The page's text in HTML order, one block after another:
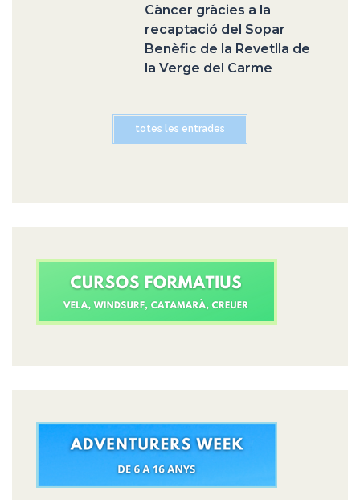
Càncer gràcies a la
recaptació del Sopar
Benèfic de la Revetlla de
la Verge del Carme
totes les entrades